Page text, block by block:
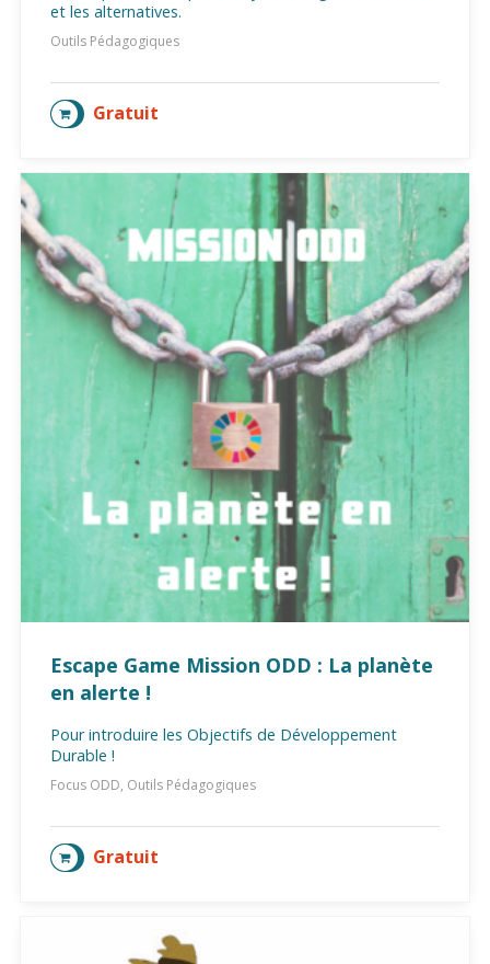
et les alternatives.
Outils Pédagogiques
Gratuit
AJOUTER AU PANIER
Escape Game Mission ODD : La planète
en alerte !
Pour introduire les Objectifs de Développement
Durable !
Focus ODD, Outils Pédagogiques
Gratuit
AJOUTER AU PANIER